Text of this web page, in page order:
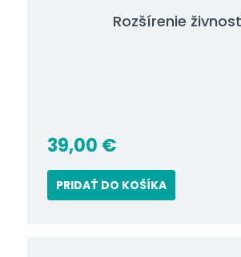
Rozšírenie
39,00 €
PRIDAŤ DO KOŠÍKA